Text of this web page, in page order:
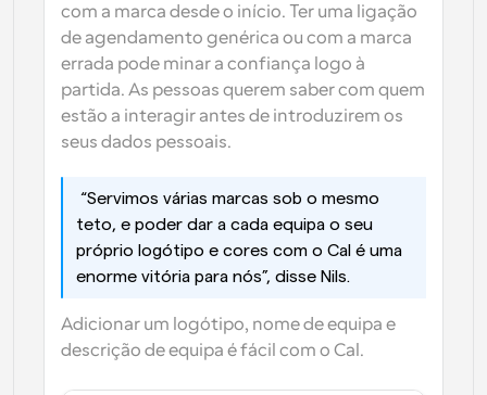
com a marca desde o início. Ter uma ligação
de agendamento genérica ou com a marca
errada pode minar a confiança logo à
partida. As pessoas querem saber com quem
estão a interagir antes de introduzirem os
seus dados pessoais.
“Servimos várias marcas sob o mesmo
teto, e poder dar a cada equipa o seu
próprio logótipo e cores com o Cal é uma
enorme vitória para nós”, disse Nils.
Adicionar um logótipo, nome de equipa e
descrição de equipa é fácil com o Cal.